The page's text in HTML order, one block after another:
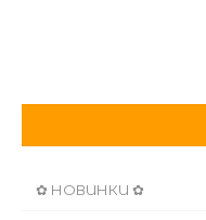
✿ НОВИНКИ ✿